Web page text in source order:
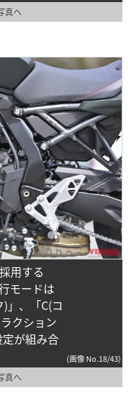
真へ
用する
モードは
)」、「C(コ
クション
が組み合
(画像 No.18/43)
真へ